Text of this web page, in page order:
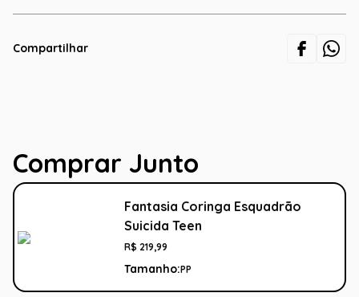
Compartilhar
Comprar Junto
Fantasia Coringa Esquadrão
Suicida Teen
R$ 219,99
Tamanho:PP